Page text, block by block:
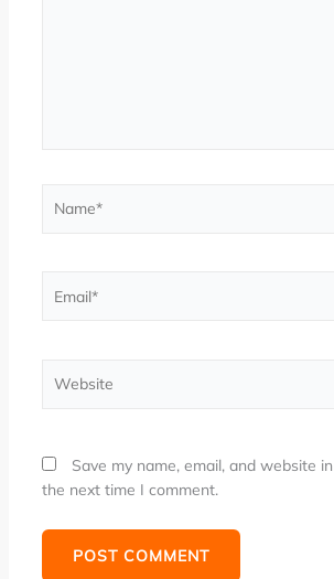
Save my name, email, and website
the next time I comment.